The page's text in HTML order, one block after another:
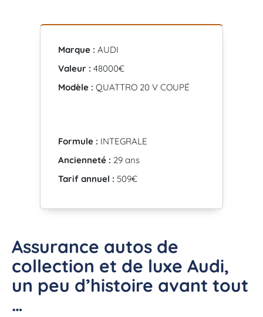
Marque : AUDI
Valeur : 48000€
Modèle : QUATTRO 20 V COUPÉ
Formule : INTEGRALE
Ancienneté : 29 ans
Tarif annuel : 509€
Assurance autos de
collection et de luxe Audi,
un peu d’histoire avant tout
…